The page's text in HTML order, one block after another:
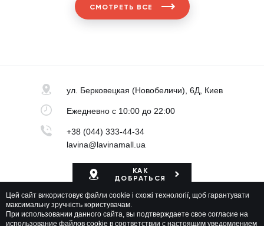
СМОТРЕТЬ ВСЕ
ул. Берковецкая (Новобеличи), 6Д, Киев
Ежедневнос 10:00 до 22:00
+38 (044) 333-44-34
lavina@lavinamall.ua
КАК
ДОБРАТЬСЯ
Карта ТРЦ
Цей сайт використовує файли cookie і схожі технології, щоб гарантувати
максимальну зручність користувачам.
При использовании данного сайта, вы подтверждаете свое согласие на
использование файлов cookie в соответствии с настоящим уведомлением